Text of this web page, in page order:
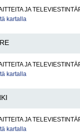
JA
kartalla
JA
kartalla
JA
kartalla